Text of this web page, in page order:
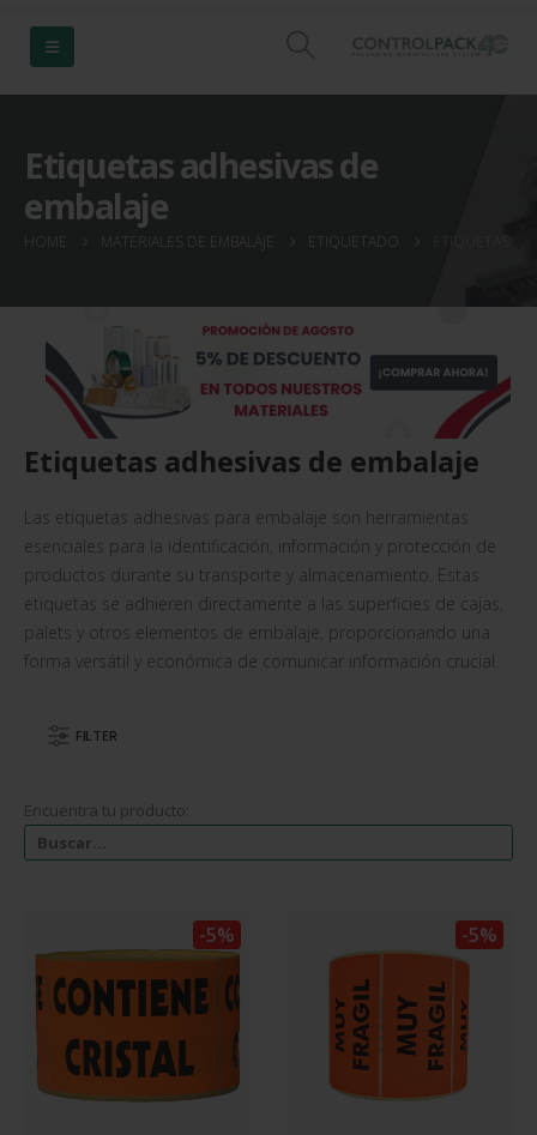
Etiquetas adhesivas de
embalaje
HOME MATERIALES DE EMBALAJE ETIQUETADO
Etiquetas adhesivas de embalaje
Las etiquetas adhesivas para embalaje son herramientas
esenciales para la identificación, información y protección de
productos durante su transporte y almacenamiento. Estas
etiquetas se adhieren directamente a las superficies de cajas,
palets y otros elementos de embalaje, proporcionando una
forma versátil y económica de comunicar información crucial.
FILTER
Encuentra tu producto:
-5% -5%